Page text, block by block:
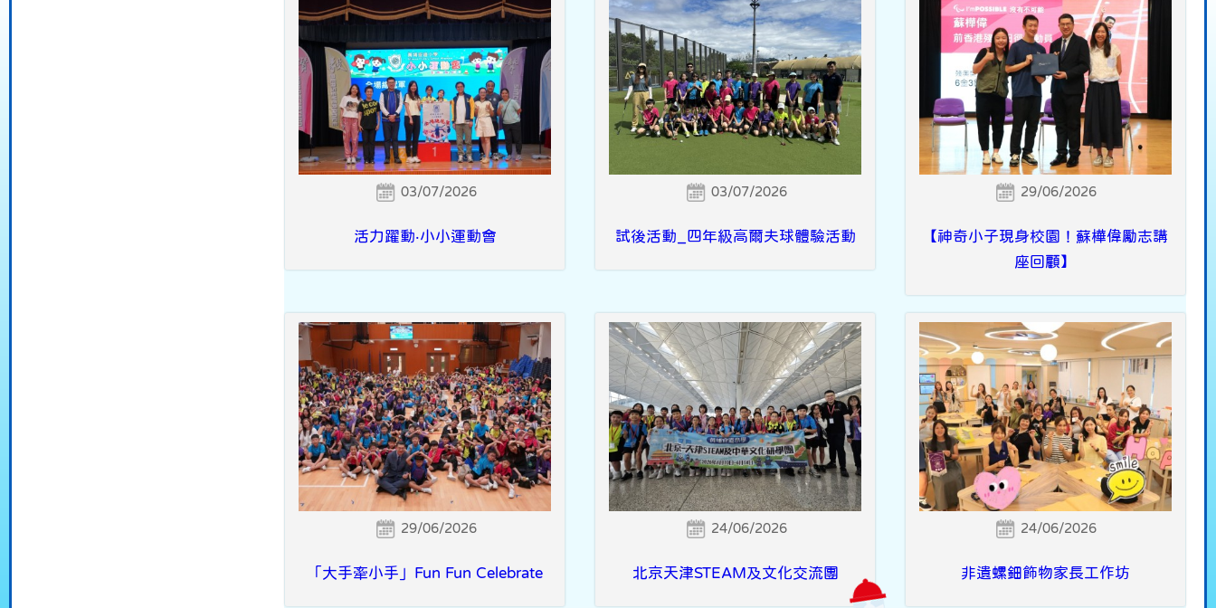
03/07/2026
活力躍動‧小小運動會
03/07/2026
試後活動_四年級高爾夫球體驗活動
29/06/2026
【神奇小子現身校園！蘇樺偉勵志講
座回顧】
29/06/2026
「大手牽小手」Fun Fun Celebrate
24/06/2026
北京天津STEAM及文化交流團
24/06/2026
非遺螺鈿飾物家長工作坊